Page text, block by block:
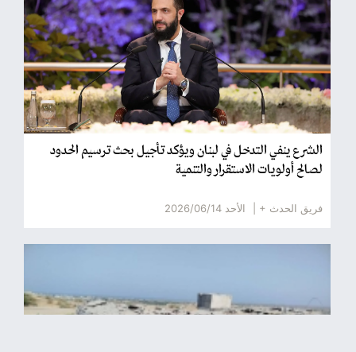
الشرع ينفي التدخل في لبنان ويؤكد تأجيل بحث ترسيم الحدود
لصالح أولويات الاستقرار والتنمية
فريق الحدث + | الأحد 2026/06/14